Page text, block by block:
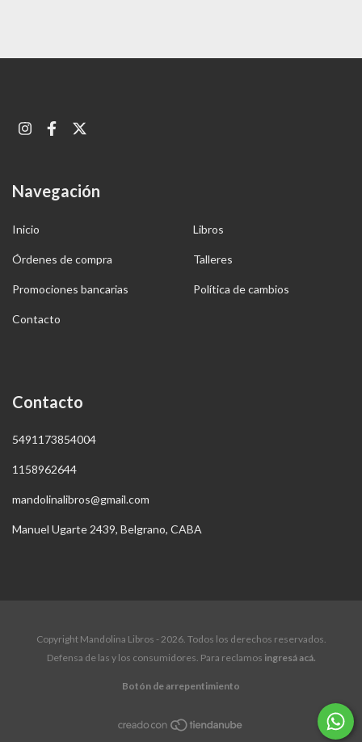
Navegación
Inicio Libros
Órdenes de compra Talleres
Promociones bancarias Política de cambios
Contacto
Contacto
5491173854004
1158962644
mandolinalibros@gmail.com
Manuel Ugarte 2439, Belgrano, CABA
Copyright Mandolina Libros - 2026. Todos los derechos reservados.
Defensa de las y los consumidores. Para reclamos ingresá acá.
Botón de arrepentimiento